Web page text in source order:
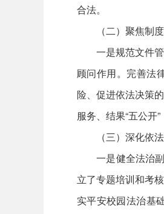
合法。
（二）聚焦制度
一是规范文件管
顾问作用。完善法
险、促进依法决策
服务、结果“五公开
（三）深化依法
一是健全法治副
立了专题培训和考
实平安校园法治基